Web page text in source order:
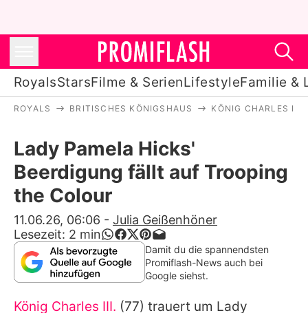
RoyalsStarsFilme & SerienLifestyleFamilie &
Stars
Filme & Serien
Lifestyle
Familie & Liebe
Promiflash Exklusiv
ROYALS BRITISCHES KÖNIGSHAUS KÖNIG CHARLES III.
Lady Pamela Hicks'
Beerdigung fällt auf Trooping
the Colour
11.06.26, 06:06 - Julia Geißenhöner
Lesezeit: 2 min
Damit du die spannendsten
Promiflash-News auch bei
Google siehst.
König Charles III. (77) trauert um Lady